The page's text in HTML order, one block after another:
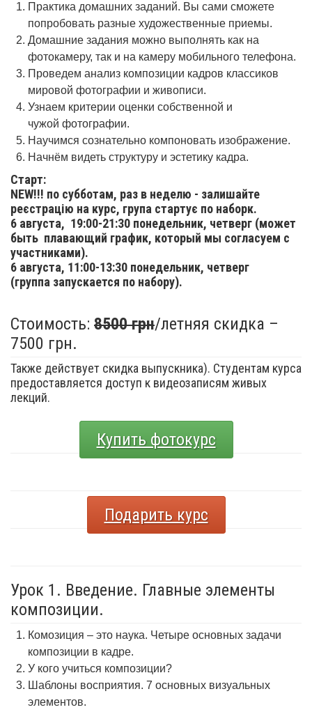
Практика домашних заданий. Вы сами сможете
попробовать разные художественные приемы.
Домашние задания можно выполнять как на
фотокамеру, так и на камеру мобильного телефона.
Проведем анализ композиции кадров классиков
мировой фотографии и живописи.
Узнаем критерии оценки собственной и
чужой фотографии.
Научимся сознательно компоновать изображение.
Начнём видеть структуру и эстетику кадра.
Старт:
NEW!!! по субботам, раз в неделю - залишайте
реєстрацію на курс, група стартує по наборк.
6 августа, 19:00-21:30 понедельник, четверг (может
быть плавающий график, который мы согласуем с
участниками).
6 августа, 11:00-13:30 понедельник, четверг
(группа запускается по набору).
Стоимость: 8500 грн/летняя скидка –
7500 грн.
Также действует скидка выпускника). Студентам курса
предоставляется доступ к видеозаписям живых
лекций.
Купить фотокурс
Подарить курс
Урок 1. Введение. Главные элементы
композиции.
Комозиция – это наука. Четыре основных задачи
композиции в кадре.
У кого учиться композиции?
Шаблоны восприятия. 7 основных визуальных
элементов.